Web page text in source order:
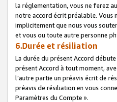
la réglementation, vous ne ferez
notre accord écrit préalable. Vous
implicitement que nous vous
et vous ou toute autre personne
6.Durée et résiliation
La durée du présent Accord
présent Accord à tout moment,
l’autre partie un préavis écrit de
préavis de résiliation en vous
Paramètres du Compte ».